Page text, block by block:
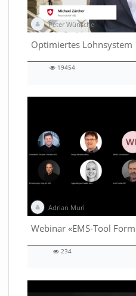
Peter Wünsche
Optimiertes Lohnsystem
00:56 duration
19454
Adrian Muri
40:34 duration
234